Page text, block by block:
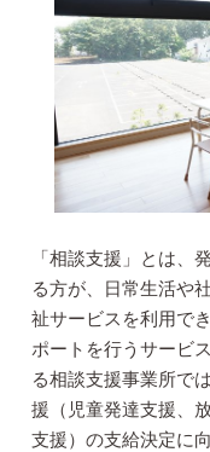
「相談支援」とは、
る方が、日常生活や
祉サービスを利用で
ポートを行うサービ
る相談支援事業所で
援（児童発達支援、
支援）の支給決定に